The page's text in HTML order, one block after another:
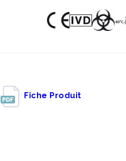
Fiche Produit